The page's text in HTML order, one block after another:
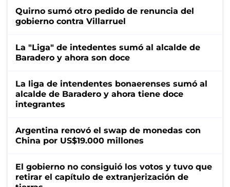
Quirno sumó otro pedido de renuncia del
gobierno contra Villarruel
La "Liga" de intedentes sumó al alcalde de
Baradero y ahora son doce
La liga de intendentes bonaerenses sumó al
alcalde de Baradero y ahora tiene doce
integrantes
Argentina renovó el swap de monedas con
China por US$19.000 millones
El gobierno no consiguió los votos y tuvo que
retirar el capítulo de extranjerización de